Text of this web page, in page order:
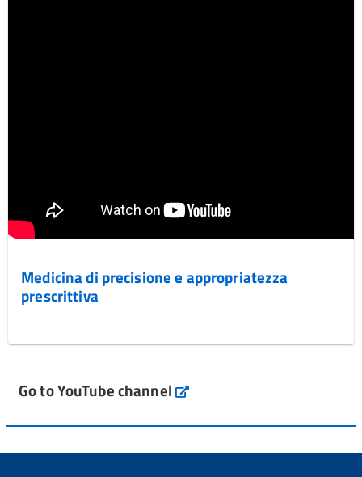
Medicina di precisione e appropriatezza
prescrittiva
Go to YouTube channel